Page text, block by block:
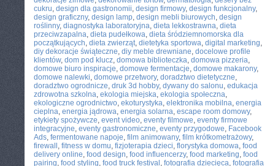
cukru, design dla gastronomii, design firmowy, design funkcjonalny,
design graficzny, design lamp, design mebli biurowych, design
roślinny, diagnostyka laboratoryjna, dieta lekkostrawna, dieta
przeciwzapalna, dieta pudełkowa, dieta śródziemnomorska dla
początkujących, dieta zwierząt, dietetyka sportowa, digital marketing,
diy dekoracje świąteczne, diy meble drewniane, docelowe profile
klientów, dom pod klucz, domowa biblioteczka, domowa pizzeria,
domowe biuro inspiracje, domowe fermentacje, domowe makarony,
domowe nalewki, domowe przetwory, doradztwo dietetyczne,
doradztwo ogrodnicze, druk 3d hobby, dywany do salonu, edukacja
zdrowotna szkolna, ekologia miejska, ekologia społeczna,
ekologiczne ogrodnictwo, ekoturystyka, elektronika mobilna, energia
cieplna, energia jądrowa, energia solarna, escape room domowy,
etykiety spożywcze, event video, eventy filmowe, eventy firmowe
integracyjne, eventy gastronomiczne, eventy przygodowe, Facebook
Ads, fermentowane napoje, film animowany, film krótkometrażowy,
firewall , fitness w domu, fizjoterapia dzieci, florystyka domowa, food
delivery online, food design, food influencerzy, food marketing, food
pairing, food styling, food truck festival , fotografia dziecięca, fotografia